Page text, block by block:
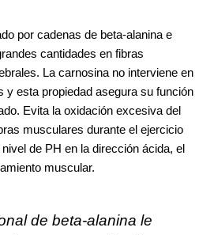
por cadenas de beta-alanina e
cantidades en fibras
La carnosina no interviene en
y esta propiedad asegura su función
Evita la oxidación excesiva del
musculares durante el ejercicio
de PH en la dirección ácida, el
muscular.
de beta-alanina le